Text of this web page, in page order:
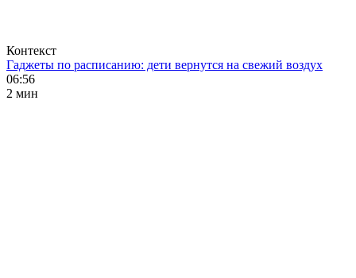
Контекст
Гаджеты по расписанию: дети вернутся на свежий воздух
06:56
2 мин